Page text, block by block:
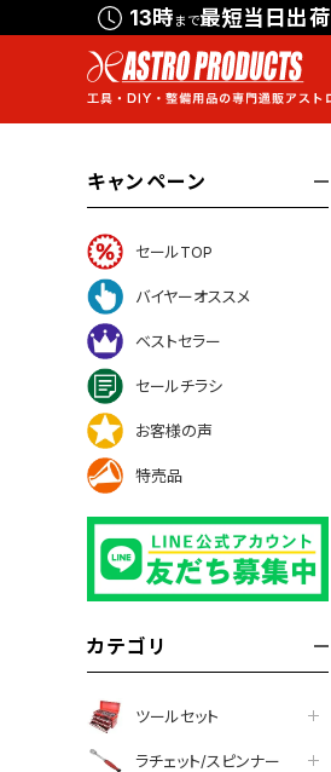
13時まで最短当日出荷
キャンペーン
セールTOP
バイヤーオススメ
ベストセラー
セールチラシ
お客様の声
特売品
カテゴリ
ツールセット
ラチェット/スピンナー